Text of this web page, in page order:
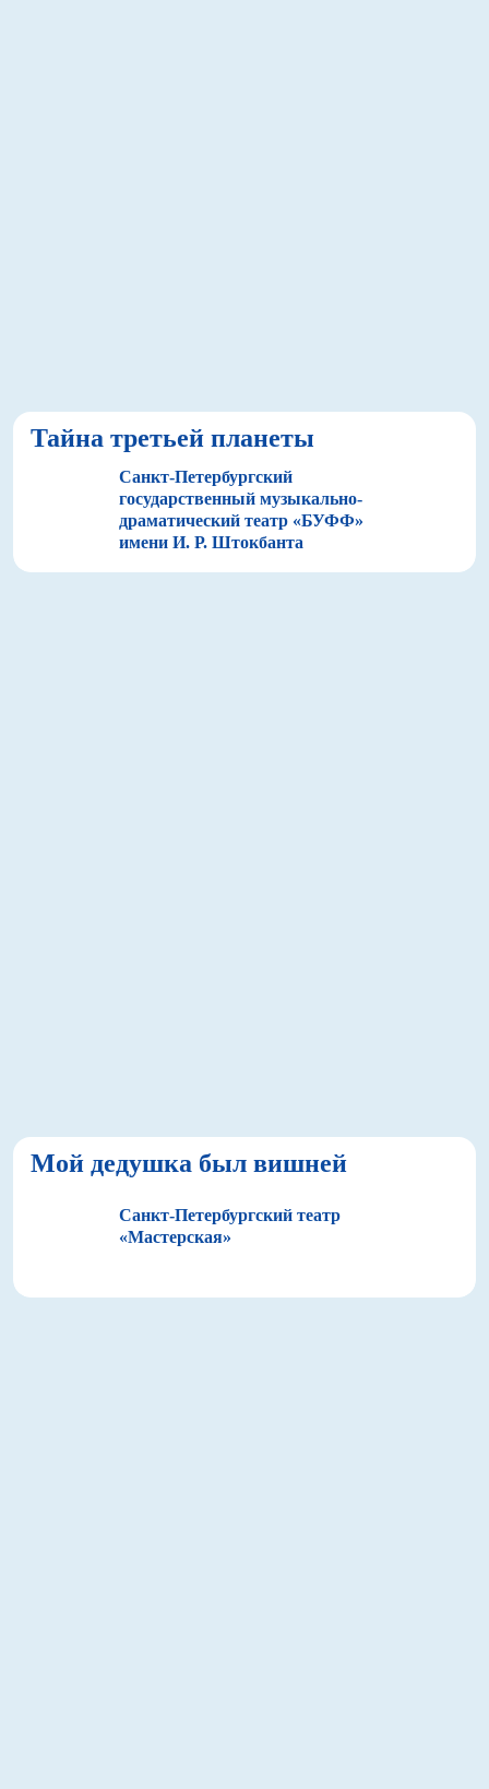
Тайна третьей планеты
Санкт-Петербургский
государственный музыкально-
драматический театр «БУФФ»
имени И. Р. Штокбанта
Мой дедушка был вишней
Санкт-Петербургский театр
«Мастерская»